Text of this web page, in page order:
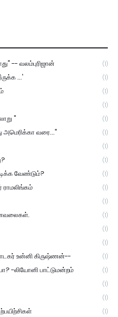
-- வலம்புரிஜான் (1)
...' (1)
(1)
(1)
" (1)
அமெரிக்கா வரை..." (1)
(1)
(1)
வேண்டும்? (1)
(1)
(1)
(1)
(1)
(1)
உன்னி கிருஷ்ணன்-- (1)
-லியோனி பாட்டுமன்றம் (1)
(1)
(1)
(1)